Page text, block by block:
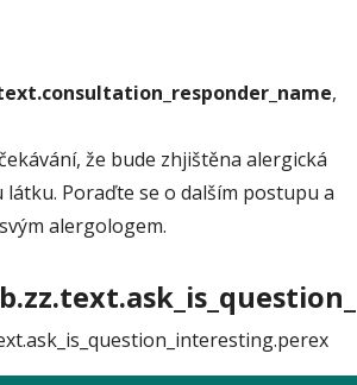
,
že bude zhjištěna alergická
Poraďte se o dalším postupu a
alergologem.